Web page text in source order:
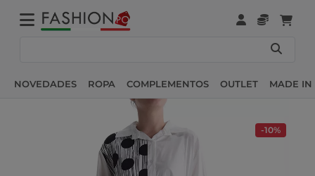
NOVEDADES ROPA COMPLEMENTOS OUTLET MADE IN
-10%